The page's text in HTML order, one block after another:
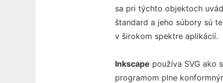
sa pri týchto objektoch
štandard a jeho súbory sú
v širokom spektre aplikácií.
Inkscape používa SVG ako
programom plne